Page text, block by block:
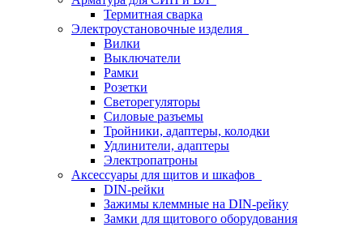
Термитная сварка
Электроустановочные изделия
Вилки
Выключатели
Рамки
Розетки
Светорегуляторы
Силовые разъемы
Тройники, адаптеры, колодки
Удлинители, адаптеры
Электропатроны
Аксессуары для щитов и шкафов
DIN-рейки
Зажимы клеммные на DIN-рейку
Замки для щитового оборудования